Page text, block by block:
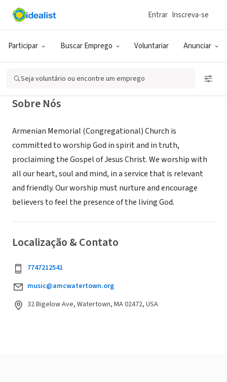
Participar Buscar Emprego Voluntariar Anunciar
Entrar Inscreva-se
Seja voluntário ou encontre um emprego
ONG (SETOR SOCIAL)
Armenian Memorial Church
Sobre Nós
Armenian Memorial (Congregational) Church is
committed to worship God in spirit and in truth,
proclaiming the Gospel of Jesus Christ. We worship with
all our heart, soul and mind, in a service that is relevant
and friendly. Our worship must nurture and encourage
believers to feel the presence of the living God.
Localização & Contato
7747212541
music@amcwatertown.org
32 Bigelow Ave, Watertown, MA 02472, USA